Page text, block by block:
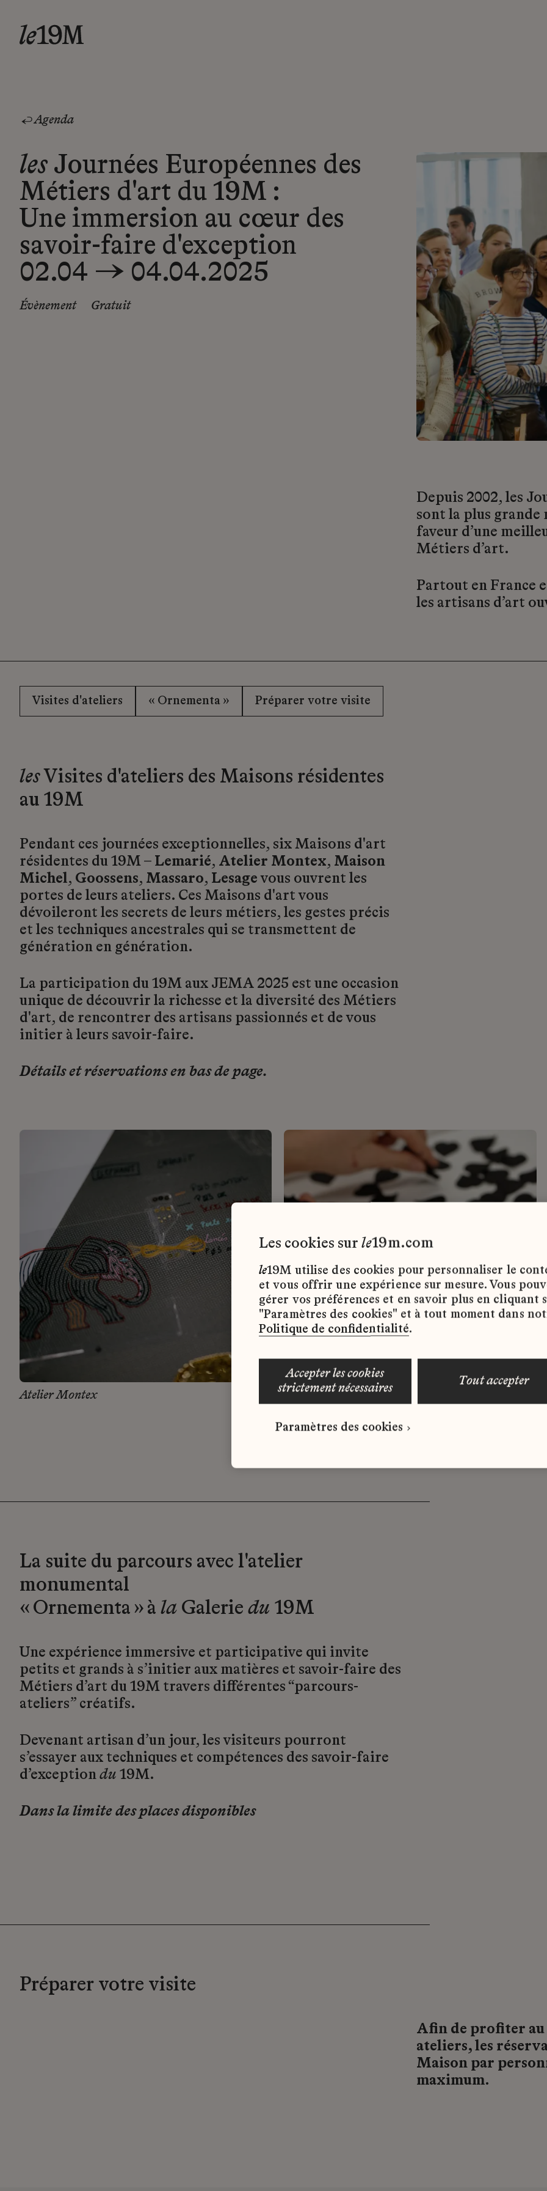
Agenda
les Journées Européennes des
Métiers d'art du 19M :
Une immersion au cœur des
savoir-faire d'exception
02.04 → 04.04.2025
Évènement Gratuit
Depuis 2002, les
sont la plus
faveur d’une
Métiers d’art.
Partout en France
les artisans d’art
Visites d'ateliers « Ornementa » Préparer votre visite
lesVisites d'ateliers des Maisons résidentes
au 19M
Pendant ces journées exceptionnelles, six Maisons d'art
résidentes du 19M – Lemarié, Atelier Montex, Maison
Michel, Goossens, Massaro, Lesage vous ouvrent les
portes de leurs ateliers. Ces Maisons d'art vous
dévoileront les secrets de leurs métiers, les gestes précis
et les techniques ancestrales qui se transmettent de
génération en génération.
La participation du 19M aux JEMA 2025 est une occasion
unique de découvrir la richesse et la diversité des Métiers
d'art, de rencontrer des artisans passionnés et de vous
initier à leurs savoir-faire.
Détails et réservations en bas de page.
Atelier Montex Lemarié
La suite du parcours avec l'atelier
monumental
« Ornementa » à la Galerie du 19M
Une expérience immersive et participative qui invite
petits et grands à s’initier aux matières et savoir-faire des
Métiers d’art du 19M travers différentes “parcours-
ateliers” créatifs.
Devenant artisan d’un jour, les visiteurs pourront
s’essayer aux techniques et compétences des savoir-faire
d’exception du 19M.
Dans la limite des places disponibles
Préparer votre visite
Afin de profiter au
ateliers, les
Maison par
maximum.
les cookies sur le19m.com
le19M utilise des cookies pour personnaliser le
et vous offrir une expérience sur mesure. Vous
gérer vos préférences et en savoir plus en cliquant
"Paramètres des cookies" et à tout moment dans
Politique de confidentialité.
accepter les cookies
strictement nécessaires
tout accepter
Paramètres des cookies